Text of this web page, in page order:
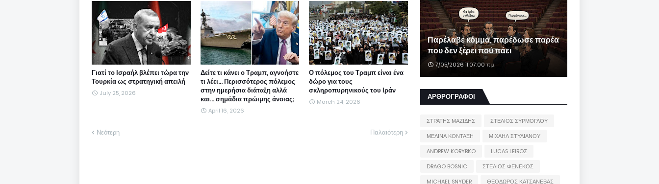
Γιατί το Ισραήλ βλέπει τώρα την
Τουρκία ως στρατηγική απειλή
July 25, 2026
Δείτε τι κάνει ο Τραμπ, αγνοήστε
τι λέει... Περισσότερος πόλεμος
στην ημερήσια διάταξη αλλά
και... σημάδια πρώιμης άνοιας;
April 16, 2026
Ο πόλεμος του Τραμπ είναι ένα
δώρο για τους
σκληροπυρηνικούς του Ιράν
March 24, 2026
Νεότερη Παλαιότερη
Παρέλαβε κόμμα, παρέδωσε παρέα
που δεν ξέρει πού πάει
7/05/2026 11:07:00 π.μ.
ΑΡΘΡΟΓΡΑΦΟΙ
ΣΤΡΑΤΗΣ ΜΑΖΙΔΗΣ
ΣΤΕΛΙΟΣ ΣΥΡΜΟΓΛΟΥ
ΜΕΛΙΝΑ ΚΟΝΤΑΞΗ
ΜΙΧΑΗΛ ΣΤΥΛΙΑΝΟΥ
ANDREW KORYBKO
LUCAS LEIROZ
DRAGO BOSNIC
ΣΤΕΛΙΟΣ ΦΕΝΕΚΟΣ
MICHAEL SNYDER
ΘΕΟΔΩΡΟΣ ΚΑΤΣΑΝΕΒΑΣ